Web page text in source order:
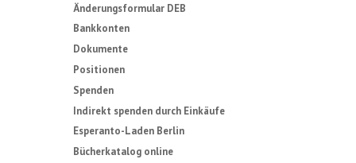
Änderungsformular DEB
Bankkonten
Dokumente
Positionen
Spenden
Indirekt spenden durch Einkäufe
Esperanto-Laden Berlin
Bücherkatalog online